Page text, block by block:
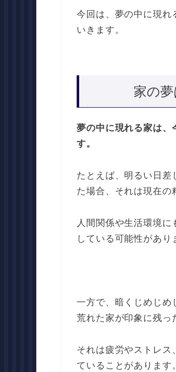
今回は、夢の中に現れ
いきます。
家の
夢の中に現れる家は、
す。
たとえば、明るい日差
た場合、それは現在の
人間関係や生活環境
している可能性があり
一方で、暗くじめじめ
荒れた家が印象に残っ
それは疲労やストレス
ていることがあります。